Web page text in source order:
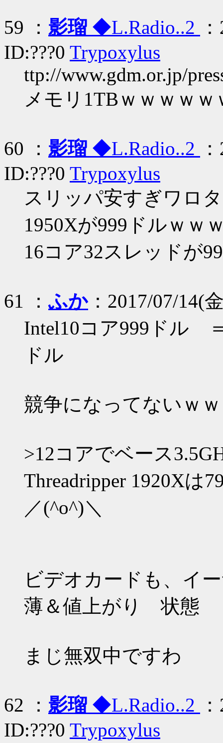
59 ： 影瑠 ◆L.Radio..2
ID:???0 Trypoxylus
ttp://www.gdm.or.jp/
メモリ1TBｗｗｗｗｗ
60 ： 影瑠 ◆L.Radio..2
ID:???0 Trypoxylus
スリッパ安すぎワロタ
1950Xが999ドルｗｗ
16コア32スレッドが
61 ：ふか：2017/07/14(
Intel10コア999ドル
ドル
競争になってないｗ
>12コアでベース
Threadripper 1920Xは
／(^o^)＼
ビデオカードも、イ
薄＆値上がり 状態
まじ無双中ですわ
62 ： 影瑠 ◆L.Radio..2
ID:???0 Trypoxylus